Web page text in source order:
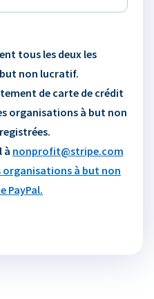
tous les deux les
non lucratif.
de carte de crédit
organisations à but non
à nonprofit@stripe.com
organisations à but non
PayPal.